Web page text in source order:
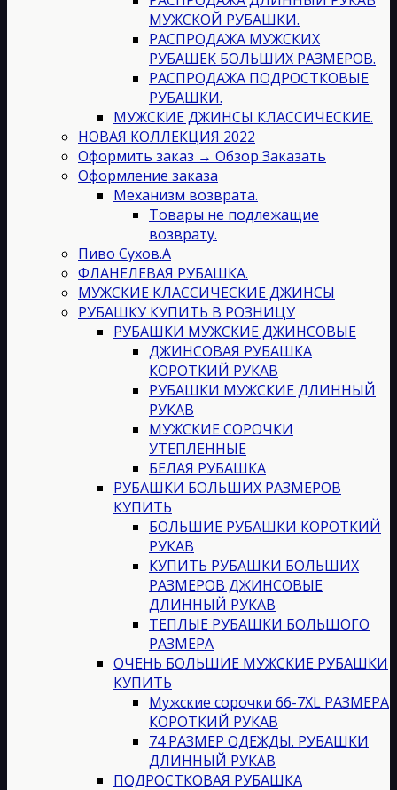
МУЖСКОЙ РУБАШКИ.
РАСПРОДАЖА МУЖСКИХ
РУБАШЕК БОЛЬШИХ РАЗМЕРОВ.
РАСПРОДАЖА ПОДРОСТКОВЫЕ
РУБАШКИ.
МУЖСКИЕ ДЖИНСЫ КЛАССИЧЕСКИЕ.
НОВАЯ КОЛЛЕКЦИЯ 2022
Оформить заказ → Обзор Заказать
Оформление заказа
Механизм возврата.
Товары не подлежащие
возврату.
Пиво Сухов.А
ФЛАНЕЛЕВАЯ РУБАШКА.
МУЖСКИЕ КЛАССИЧЕСКИЕ ДЖИНСЫ
РУБАШКУ КУПИТЬ В РОЗНИЦУ
РУБАШКИ МУЖСКИЕ ДЖИНСОВЫЕ
ДЖИНСОВАЯ РУБАШКА
КОРОТКИЙ РУКАВ
РУБАШКИ МУЖСКИЕ ДЛИННЫЙ
РУКАВ
МУЖСКИЕ СОРОЧКИ
УТЕПЛЕННЫЕ
БЕЛАЯ РУБАШКА
РУБАШКИ БОЛЬШИХ РАЗМЕРОВ
КУПИТЬ
БОЛЬШИЕ РУБАШКИ КОРОТКИЙ
РУКАВ
КУПИТЬ РУБАШКИ БОЛЬШИХ
РАЗМЕРОВ ДЖИНСОВЫЕ
ДЛИННЫЙ РУКАВ
ТЕПЛЫЕ РУБАШКИ БОЛЬШОГО
РАЗМЕРА
ОЧЕНЬ БОЛЬШИЕ МУЖСКИЕ РУБАШКИ
КУПИТЬ
Мужские сорочки 66-7XL РАЗМЕРА
КОРОТКИЙ РУКАВ
74 РАЗМЕР ОДЕЖДЫ. РУБАШКИ
ДЛИННЫЙ РУКАВ
ПОДРОСТКОВАЯ РУБАШКА